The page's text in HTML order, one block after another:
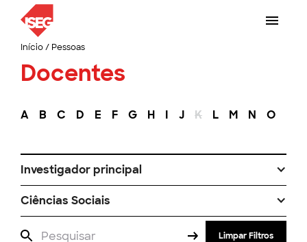
Início/ Pessoas
Docentes
A B C D E F G H I J K L M N O
Investigador principal
Ciências Sociais
Limpar Filtros